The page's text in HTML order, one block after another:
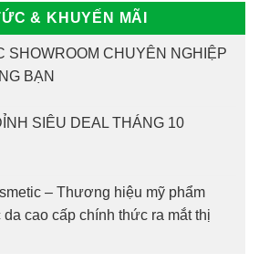
& KHUYẾN MÃI
SHOWROOM CHUYÊN NGHIỆP
BẠN
SIÊU DEAL THÁNG 10
– Thương hiệu mỹ phẩm
da cao cấp chính thức ra mắt thị